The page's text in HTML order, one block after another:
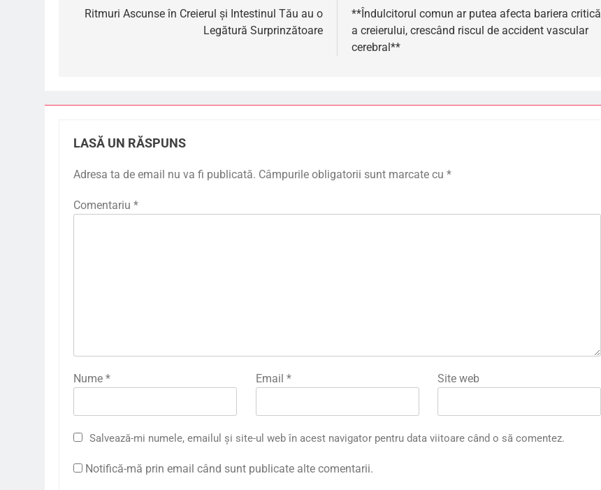
înRitmuri Ascunse în Creierul și Intestinul Tău au o
Legătură Surprinzătoare
**Îndulcitorul comun ar putea afecta bariera critică
a creierului, crescând riscul de accident vascular
cerebral**
LASĂ UN RĂSPUNS
Adresa ta de email nu va fi publicată. Câmpurile obligatorii sunt marcate cu *
Comentariu *
Nume * Email * Site web
Salvează-mi numele, emailul și site-ul web în acest navigator pentru data viitoare când o să comentez.
Notifică-mă prin email când sunt publicate alte comentarii.